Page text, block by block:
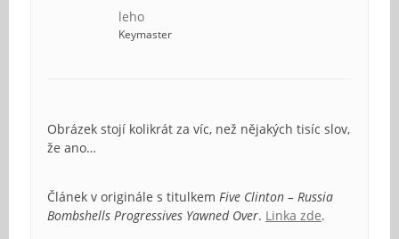
leho
Keymaster
Obrázek stojí kolikrát za víc, než nějakých tisíc slov,
že ano…
Článek v originále s titulkem Five Clinton – Russia
Bombshells Progressives Yawned Over. Linka zde.